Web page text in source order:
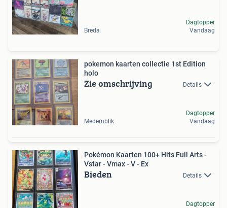
Breda
Dagtopper
Vandaag
pokemon kaarten collectie 1st Edition
holo
Zie omschrijving Details
Medemblik
Dagtopper
Vandaag
Pokémon Kaarten 100+ Hits Full Arts -
Vstar - Vmax - V - Ex
Bieden Details
Dagtopper